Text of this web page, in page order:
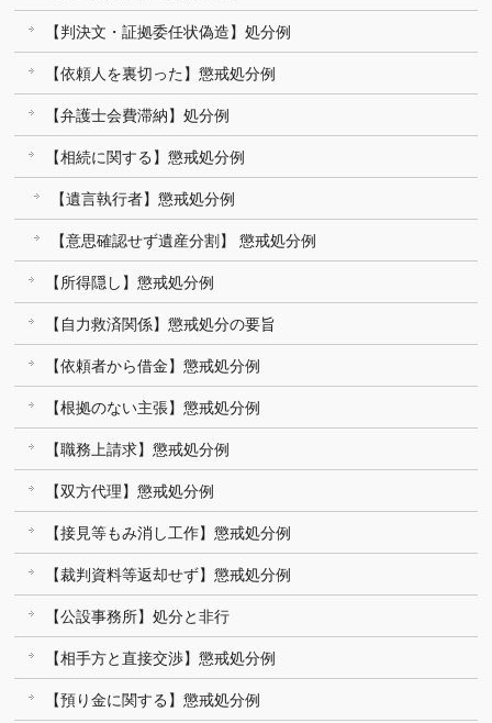
【判決文・証拠委任状偽造】処分例
【依頼人を裏切った】懲戒処分例
【弁護士会費滞納】処分例
【相続に関する】懲戒処分例
【遺言執行者】懲戒処分例
【意思確認せず遺産分割】 懲戒処分例
【所得隠し】懲戒処分例
【自力救済関係】懲戒処分の要旨
【依頼者から借金】懲戒処分例
【根拠のない主張】懲戒処分例
【職務上請求】懲戒処分例
【双方代理】懲戒処分例
【接見等もみ消し工作】懲戒処分例
【裁判資料等返却せず】懲戒処分例
【公設事務所】処分と非行
【相手方と直接交渉】懲戒処分例
【預り金に関する】懲戒処分例